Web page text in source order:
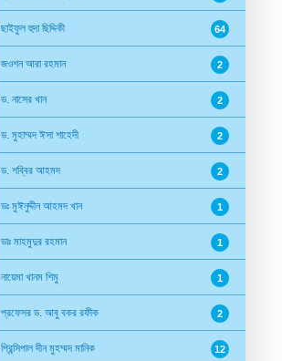
ছাইফুল হুদা ছিদ্দিকী 64
জওশন আরা রহমান 2
ড. নাসের খান 2
ড. মুহাম্মদ ঈসা শাহেদী 2
ড. শব্বির আহমদ 2
ডঃ মুঈনুদ্দীন আহমদ খান 1
ডাঃ মাহমুদুর রহমান 1
নায়েমা খানম শিমু 1
প্রফেসর ড. আবু বকর রফীক 2
প্রিন্সিপাল দীন মুহম্মদ মানিক 12